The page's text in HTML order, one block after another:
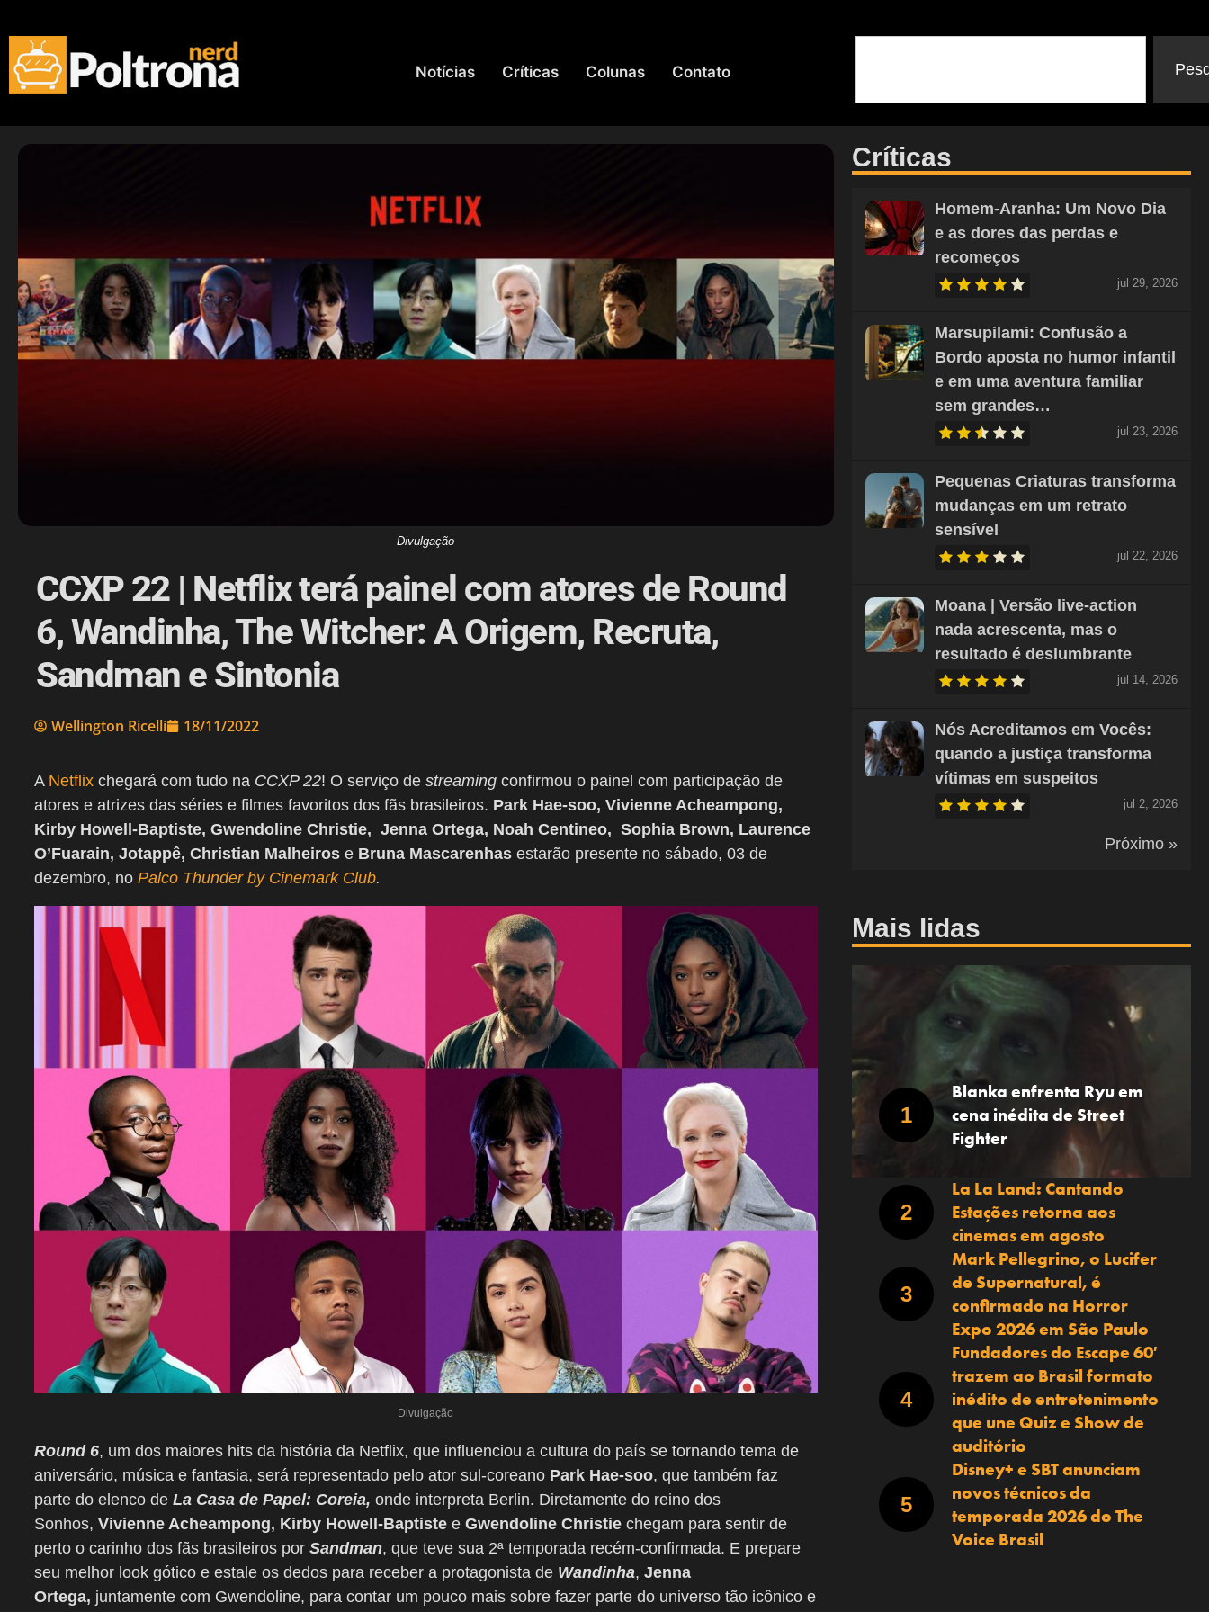
Notícias Críticas Colunas Contato
Divulgação
CCXP 22 | Netflix terá painel com atores de Round
6, Wandinha, The Witcher: A Origem, Recruta,
Sandman e Sintonia
Wellington Ricelli 18/11/2022
A Netflix chegará com tudo na CCXP 22! O serviço de streaming confirmou o painel com participação de
atores e atrizes das séries e filmes favoritos dos fãs brasileiros. Park Hae-soo, Vivienne Acheampong,
Kirby Howell-Baptiste, Gwendoline Christie, Jenna Ortega, Noah Centineo, Sophia Brown, Laurence
O’Fuarain, Jotappê, Christian Malheiros e Bruna Mascarenhas estarão presente no sábado, 03 de
dezembro, no Palco Thunder by Cinemark Club.
Divulgação
Round 6, um dos maiores hits da história da Netflix, que influenciou a cultura do país se tornando tema de
aniversário, música e fantasia, será representado pelo ator sul-coreano Park Hae-soo, que também faz
parte do elenco de La Casa de Papel: Coreia, onde interpreta Berlin. Diretamente do reino dos
Sonhos, Vivienne Acheampong, Kirby Howell-Baptiste e Gwendoline Christie chegam para sentir de
perto o carinho dos fãs brasileiros por Sandman, que teve sua 2ª temporada recém-confirmada. E prepare
seu melhor look gótico e estale os dedos para receber a protagonista de Wandinha, Jenna
Ortega, juntamente com Gwendoline, para contar um pouco mais sobre fazer parte do universo tão icônico e
Críticas
Homem-Aranha: Um Novo Dia
e as dores das perdas e
recomeços
jul 29, 2026
Marsupilami: Confusão a
Bordo aposta no humor infantil
e em uma aventura familiar
sem grandes…
jul 23, 2026
Pequenas Criaturas transforma
mudanças em um retrato
sensível
jul 22, 2026
Moana | Versão live-action
nada acrescenta, mas o
resultado é deslumbrante
jul 14, 2026
Nós Acreditamos em Vocês:
quando a justiça transforma
vítimas em suspeitos
jul 2, 2026
Próximo »
Mais lidas
Blanka enfrenta Ryu em
cena inédita de Street
Fighter
La La Land: Cantando
Estações retorna aos
cinemas em agosto
Mark Pellegrino, o Lucifer
de Supernatural, é
confirmado na Horror
Expo 2026 em São Paulo
Fundadores do Escape 60′
trazem ao Brasil formato
inédito de entretenimento
que une Quiz e Show de
auditório
Disney+ e SBT anunciam
novos técnicos da
temporada 2026 do The
Voice Brasil